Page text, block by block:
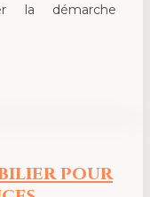
la démarche
pour